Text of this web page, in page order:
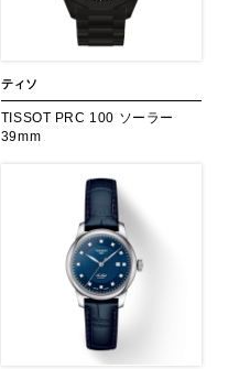
ティソ
TISSOT PRC 100 ソーラー
39mm